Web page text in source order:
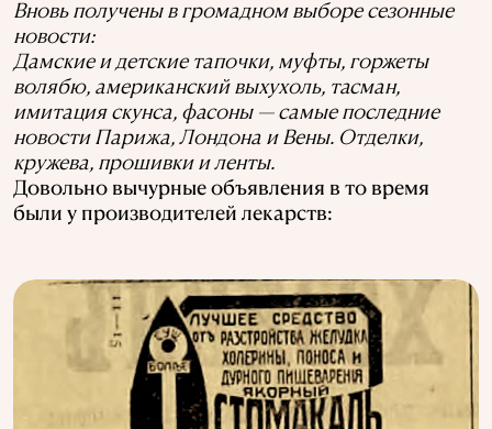
Вновь получены в громадном выборе сезонные
новости:
Дамские и детские тапочки, муфты, горжеты
волябю, американский выхухоль, тасман,
имитация скунса, фасоны — самые последние
новости Парижа, Лондона и Вены. Отделки,
кружева, прошивки и ленты.
Довольно вычурные объявления в то время
были у производителей лекарств: